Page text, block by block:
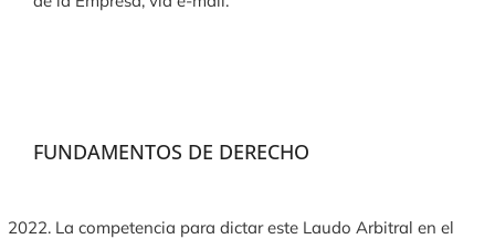
FUNDAMENTOS DE DERECHO
La competencia para dictar este Laudo Arbitral en el